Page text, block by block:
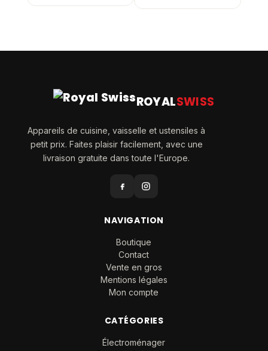
ROYALSWISS
Appareils de cuisine, vaisselle et ustensiles à
petit prix. Faites plaisir facilement, avec une
livraison gratuite dans toute l'Europe.
NAVIGATION
Boutique
Contact
Vente en gros
Mentions légales
Mon compte
CATÉGORIES
Électroménager